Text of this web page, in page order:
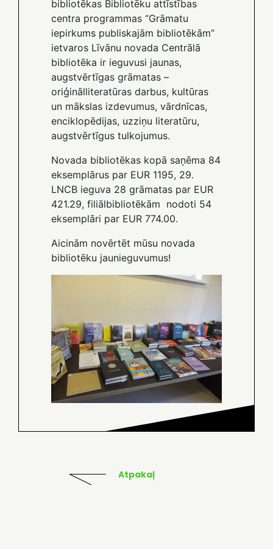
bibliotēkas Bibliotēku attīstības
centra programmas “Grāmatu
iepirkums publiskajām bibliotēkām”
ietvaros Līvānu novada Centrālā
bibliotēka ir ieguvusi jaunas,
augstvērtīgas grāmatas –
oriģinālliteratūras darbus, kultūras
un mākslas izdevumus, vārdnīcas,
enciklopēdijas, uzziņu literatūru,
augstvērtīgus tulkojumus.
Novada bibliotēkas kopā saņēma 84
eksemplārus par EUR 1195, 29.
LNCB ieguva 28 grāmatas par EUR
421.29, filiālbibliotēkām nodoti 54
eksemplāri par EUR 774.00.
Aicinām novērtēt mūsu novada
bibliotēku jaunieguvumus!
Atpakaļ